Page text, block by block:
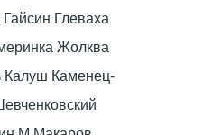
Глеваха
Жолква
Калуш Каменец-